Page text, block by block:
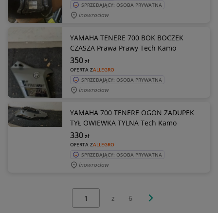
SPRZEDAJĄCY: OSOBA PRYWATNA
Inowrocław
YAMAHA TENERE 700 BOK BOCZEK
CZASZA Prawa Prawy Tech Kamo
OFERTA ZALLEGRO
350zł
SPRZEDAJĄCY: OSOBA PRYWATNA
Inowrocław
YAMAHA 700 TENERE OGON ZADUPEK
TYŁ OWIEWKA TYLNA Tech Kamo
OFERTA ZALLEGRO
330zł
SPRZEDAJĄCY: OSOBA PRYWATNA
Inowrocław
z 6 Następna strona